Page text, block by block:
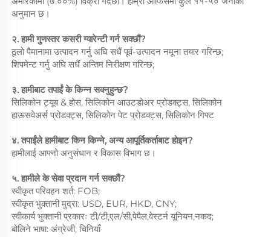
अनुमान छ।
२. हामी गुणस्तर कसरी ग्यारेन्टी गर्न सक्छौं?
ठूलो पैमानामा उत्पादन गर्नु अघि सधैं पूर्व-उत्पादन नमूना तयार गरिन्छ;
शिपमेन्ट गर्नु अघि सधैं अन्तिम निरीक्षण गरिन्छ;
३. हामीबाट तपाईं के किन्न सक्नुहुन्छ?
सिलिकोन ट्यूब & होस, सिलिकोन आउटडोअर प्रोडक्ट्स, सिलिकोन
हाऊसवेअर्स प्रोडक्ट्स, सिलिकोन पेट प्रोडक्ट्स, सिलिकोन गिफ्ट
४. तपाईंले हामीबाट किन किन्ने, अन्य आपूर्तिकर्ताबाट होइन?
हामीलाई आफ्नो अनुसंधान र विकास विभाग छ।
५. हामीले के सेवा प्रदान गर्न सक्छौं?
स्वीकृत परिवहन शर्त: FOB;
स्वीकृत भुक्तानी मुद्रा: USD, EUR, HKD, CNY;
स्वीकार्य भुक्तानी प्रकारः टी/टी,एल/सी,पेपैल,वेस्टर्न यूनियन,नकद;
बोलिने भाषा: अंग्रेजी, चिनियाँ